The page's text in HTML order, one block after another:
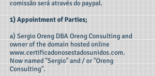
comissão será através do paypal.
1) Appointment of Parties;
a) Sergio Oreng DBA Oreng Consulting and
owner of the domain hosted online
www.certificadonosestadosunidos.com.
Now named "Sergio" and / or "Oreng
Consulting".